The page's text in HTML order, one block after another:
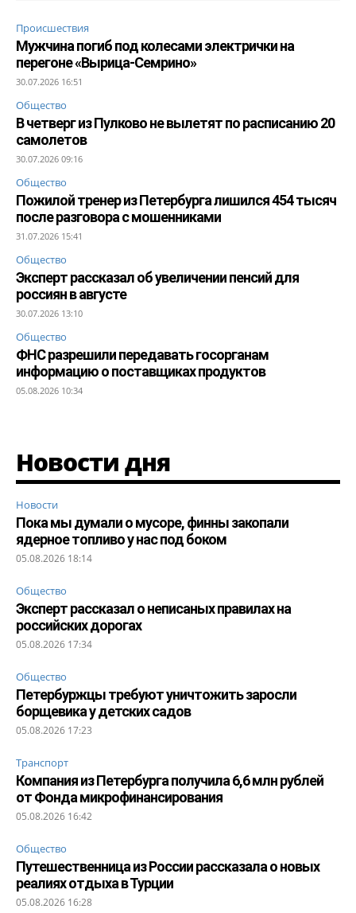
Происшествия
Мужчина погиб под колесами электрички на
перегоне «Вырица-Семрино»
30.07.2026 16:51
Общество
В четверг из Пулково не вылетят по расписанию 20
самолетов
30.07.2026 09:16
Общество
Пожилой тренер из Петербурга лишился 454 тысяч
после разговора с мошенниками
31.07.2026 15:41
Общество
Эксперт рассказал об увеличении пенсий для
россиян в августе
30.07.2026 13:10
Общество
ФНС разрешили передавать госорганам
информацию о поставщиках продуктов
05.08.2026 10:34
Новости дня
Новости
Пока мы думали о мусоре, финны закопали
ядерное топливо у нас под боком
05.08.2026 18:14
Общество
Эксперт рассказал о неписаных правилах на
российских дорогах
05.08.2026 17:34
Общество
Петербуржцы требуют уничтожить заросли
борщевика у детских садов
05.08.2026 17:23
Транспорт
Компания из Петербурга получила 6,6 млн рублей
от Фонда микрофинансирования
05.08.2026 16:42
Общество
Путешественница из России рассказала о новых
реалиях отдыха в Турции
05.08.2026 16:28